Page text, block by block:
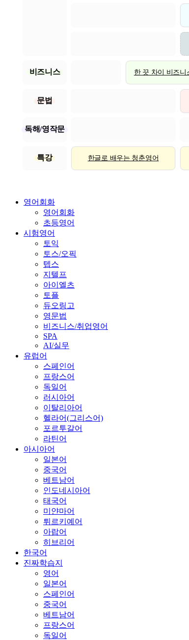
비즈니스 한 끗 차이 비즈니
문법
독해/영작문
특강 한글로 배우는 청춘영어
영어회화
영어회화
초등영어
시험영어
토익
토스/오픽
텝스
지텔프
아이엘츠
토플
듀오링고
영문법
비즈니스/취업영어
SPA
AI/실무
유럽어
스페인어
프랑스어
독일어
러시아어
이탈리아어
헬라어(그리스어)
포르투갈어
라틴어
아시아어
일본어
중국어
베트남어
인도네시아어
태국어
미얀마어
튀르키예어
아랍어
히브리어
한국어
진짜학습지
영어
일본어
스페인어
중국어
베트남어
프랑스어
독일어